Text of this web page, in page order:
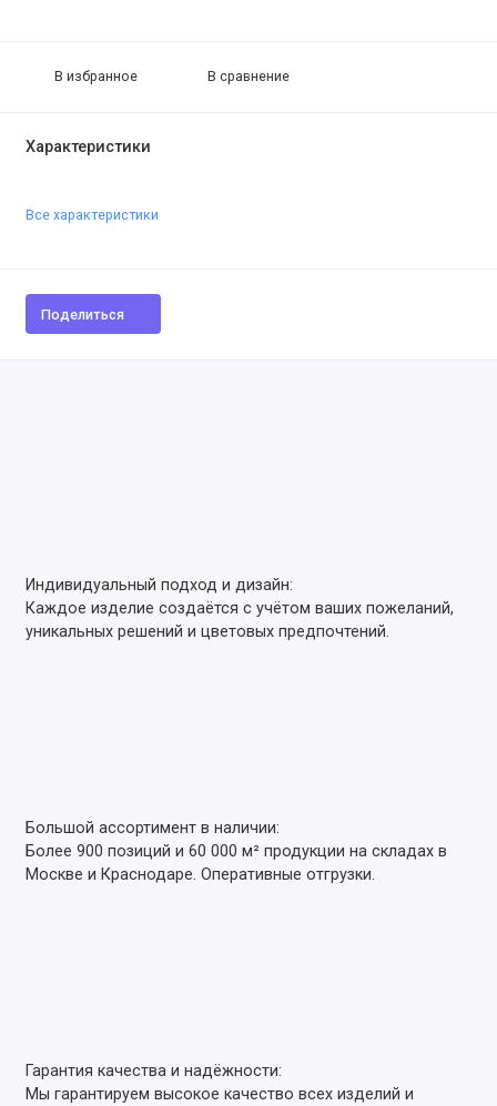
В избранное В сравнение
Характеристики
Все характеристики
Поделиться
Индивидуальный подход и дизайн:
Каждое изделие создаётся с учётом ваших пожеланий,
уникальных решений и цветовых предпочтений.
Большой ассортимент в наличии:
Более 900 позиций и 60 000 м² продукции на складах в
Москве и Краснодаре. Оперативные отгрузки.
Гарантия качества и надёжности:
Мы гарантируем высокое качество всех изделий и